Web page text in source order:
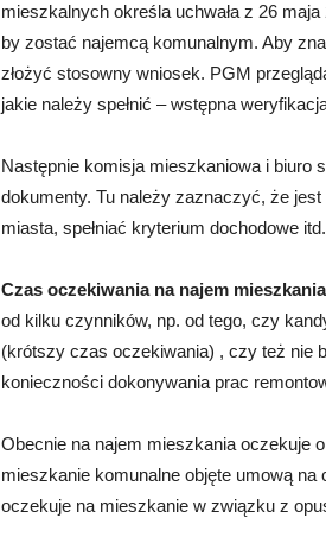
mieszkalnych określa uchwała z 26
by zostać najemcą komunalnym. Aby
złożyć stosowny wniosek. PGM
jakie należy spełnić – wstępna
Następnie komisja mieszkaniowa i biuro
dokumenty. Tu należy zaznaczyć, że
miasta, spełniać kryterium dochodowe itd.
Czas oczekiwania na najem
od kilku czynników, np. od tego, czy
(krótszy czas oczekiwania) , czy też nie
konieczności dokonywania prac
Obecnie na najem mieszkania oczekuje
mieszkanie komunalne objęte umową
oczekuje na mieszkanie w związku z